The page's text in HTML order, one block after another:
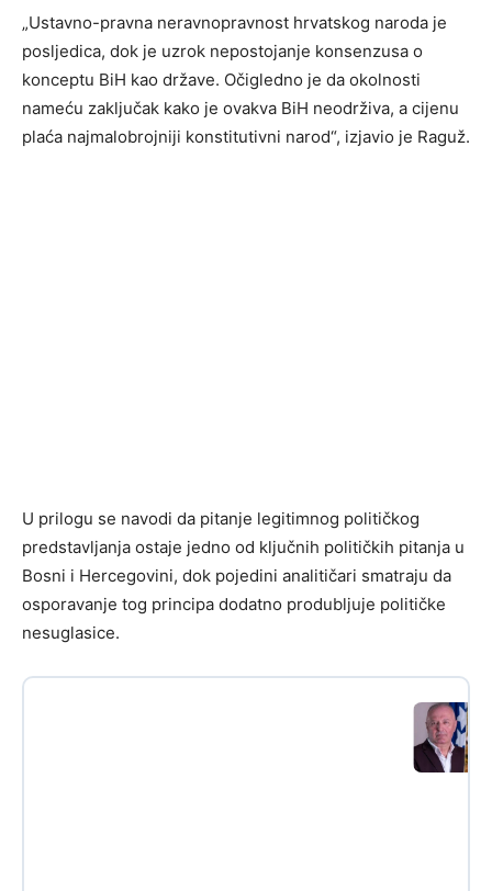
„Ustavno-pravna neravnopravnost hrvatskog naroda je
posljedica, dok je uzrok nepostojanje konsenzusa o
konceptu BiH kao države. Očigledno je da okolnosti
nameću zaključak kako je ovakva BiH neodrživa, a cijenu
plaća najmalobrojniji konstitutivni narod“, izjavio je Raguž.
U prilogu se navodi da pitanje legitimnog političkog
predstavljanja ostaje jedno od ključnih političkih pitanja u
Bosni i Hercegovini, dok pojedini analitičari smatraju da
osporavanje tog principa dodatno produbljuje političke
nesuglasice.